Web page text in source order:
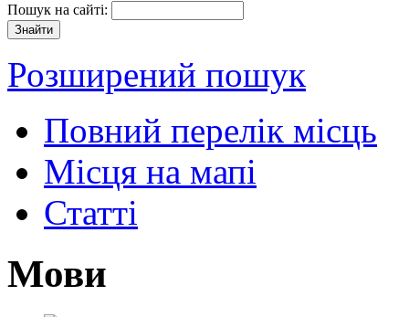
Пошук на сайті:
Розширений пошук
Повний перелік місць
Місця на мапі
Статті
Мови